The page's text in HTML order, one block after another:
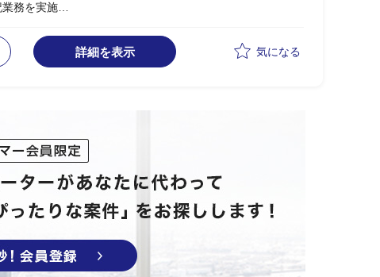
業務を実施
ョン構築に向けた支援
詳細を表示 気になる